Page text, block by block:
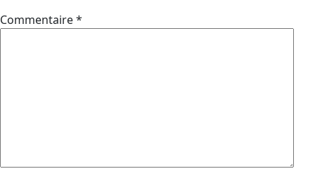
Commentaire*